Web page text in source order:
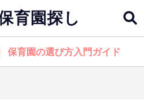
育園探し
保育園の選び方入門ガイド